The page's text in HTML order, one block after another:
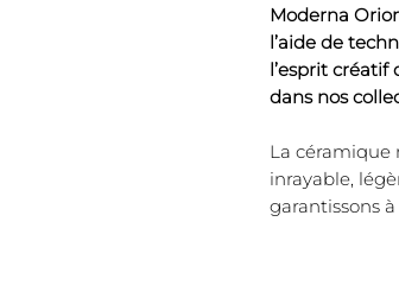
Moderna
l’aide de
l’esprit
dans nos
La céramique
inrayable,
garantissons